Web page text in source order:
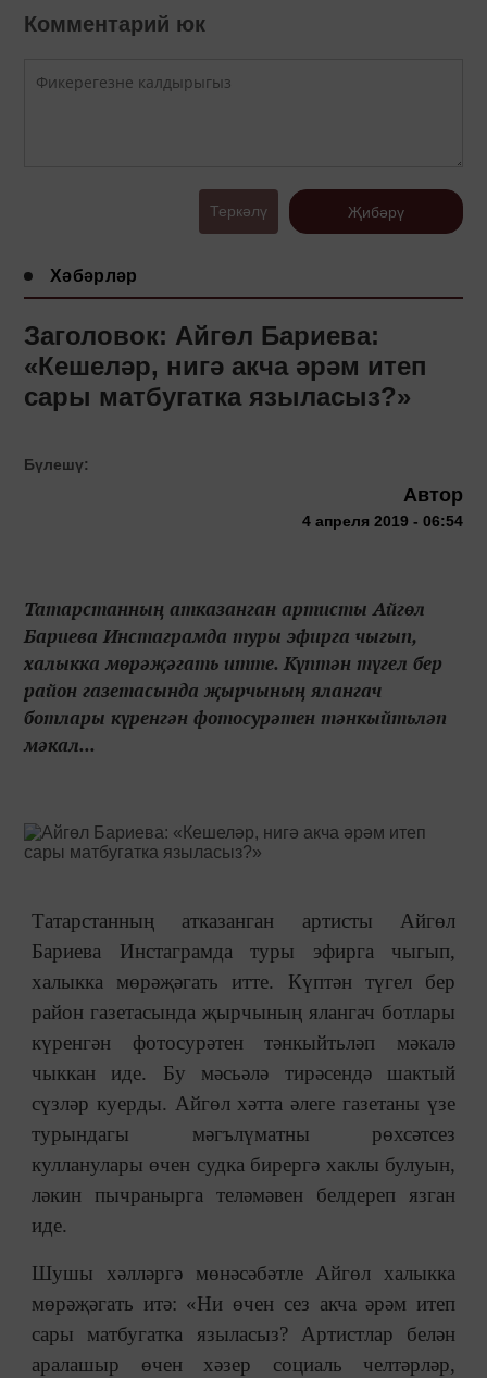
Комментарий юк
Теркәлү Җибәрү
Хәбәрләр
Заголовок: Айгөл Бариева:
«Кешеләр, нигә акча әрәм итеп
сары матбугатка языласыз?»
Бүлешү:
Автор
4 апреля 2019 - 06:54
Татарстанның атказанган артисты Айгөл
Бариева Инстаграмда туры эфирга чыгып,
халыкка мөрәҗәгать итте. Күптән түгел бер
район газетасында җырчының ялангач
ботлары күренгән фотосурәтен тәнкыйтьләп
мәкал...
Татарстанның атказанган артисты Айгөл
Бариева Инстаграмда туры эфирга чыгып,
халыкка мөрәҗәгать итте. Күптән түгел бер
район газетасында җырчының ялангач ботлары
күренгән фотосурәтен тәнкыйтьләп мәкалә
чыккан иде. Бу мәсьәлә тирәсендә шактый
сүзләр куерды. Айгөл хәтта әлеге газетаны үзе
турындагы мәгълүматны рөхсәтсез
кулланулары өчен судка бирергә хаклы булуын,
ләкин пычранырга теләмәвен белдереп язган
иде.
Шушы хәлләргә мөнәсәбәтле Айгөл халыкка
мөрәҗәгать итә: «Ни өчен сез акча әрәм итеп
сары матбугатка языласыз? Артистлар белән
аралашыр өчен хәзер социаль челтәрләр,